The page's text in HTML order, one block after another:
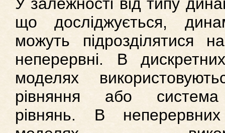
що досліджується,
можуть підрозділятися
неперервні. В
моделях
рівняння або система
рівнянь. В